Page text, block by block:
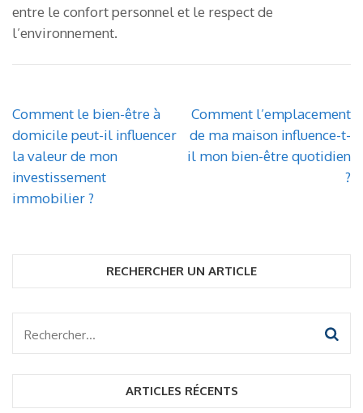
entre le confort personnel et le respect de
l’environnement.
Navigation
de
l’article
Comment le bien-être à
domicile peut-il influencer
la valeur de mon
investissement
immobilier ?
Comment l’emplacement
de ma maison influence-t-
il mon bien-être quotidien
?
RECHERCHER UN ARTICLE
Rechercher :
ARTICLES RÉCENTS